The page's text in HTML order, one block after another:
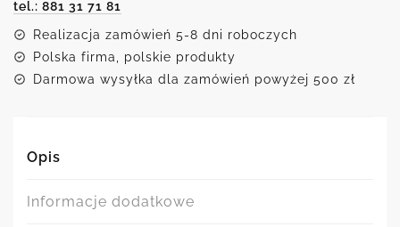
tel.: 881 31 71 81
Realizacja zamówień 5-8 dni roboczych
Polska firma, polskie produkty
Darmowa wysyłka dla zamówień powyżej 500 zł
Opis
Informacje dodatkowe